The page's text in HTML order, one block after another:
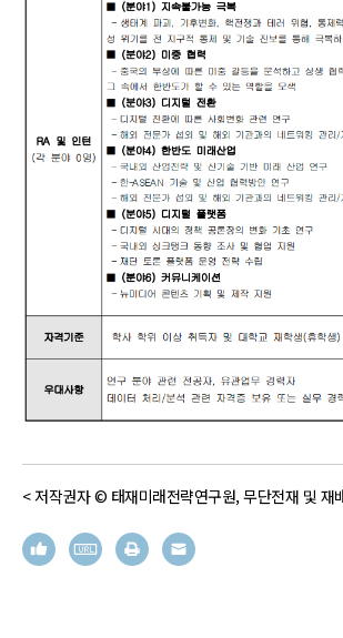
< 저작권자 © 태재미래전략연구원, 무단전재 및 재